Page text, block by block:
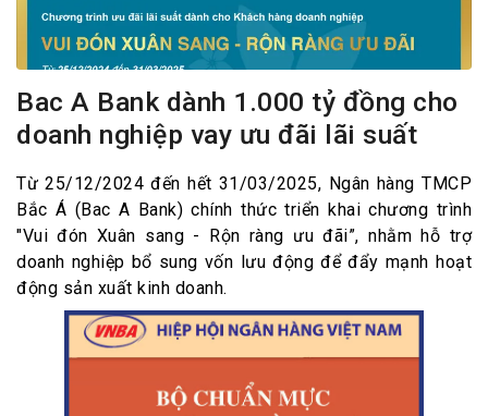
Bac A Bank dành 1.000 tỷ đồng cho
doanh nghiệp vay ưu đãi lãi suất
Từ 25/12/2024 đến hết 31/03/2025, Ngân hàng TMCP
Bắc Á (Bac A Bank) chính thức triển khai chương trình
"Vui đón Xuân sang - Rộn ràng ưu đãi”, nhằm hỗ trợ
doanh nghiệp bổ sung vốn lưu động để đẩy mạnh hoạt
động sản xuất kinh doanh.